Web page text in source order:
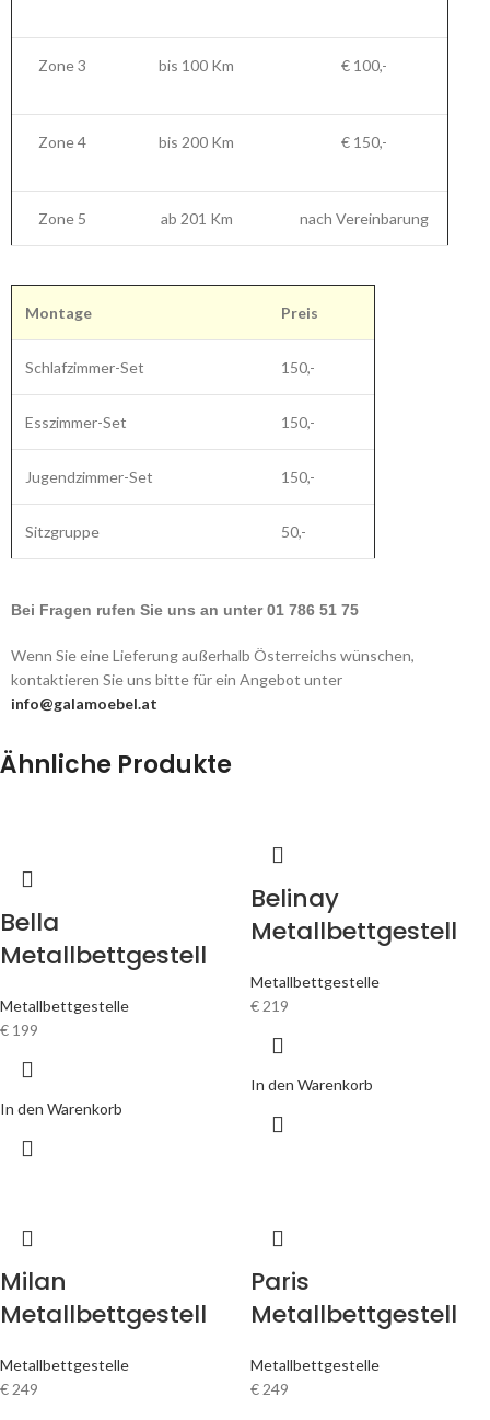
Zone 3 bis 100 Km € 100,-
Zone 4 bis 200 Km € 150,-
Zone 5 ab 201 Km nach Vereinbarung
Montage Preis
Schlafzimmer-Set 150,-
Esszimmer-Set 150,-
Jugendzimmer-Set 150,-
Sitzgruppe 50,-
Bei Fragen rufen Sie uns an unter 01 786 51 75
Wenn Sie eine Lieferung außerhalb Österreichs wünschen,
kontaktieren Sie uns bitte für ein Angebot unter
info@galamoebel.at
Ähnliche Produkte
Bella
Metallbettgestell
Metallbettgestelle
€ 199
In den Warenkorb
Belinay
Metallbettgestell
Metallbettgestelle
€219
In den Warenkorb
Milan
Metallbettgestell
Metallbettgestelle
€249
Paris
Metallbettgestell
Metallbettgestelle
€249